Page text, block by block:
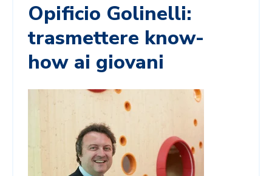
Opificio Golinelli:
trasmettere know-
how ai giovani